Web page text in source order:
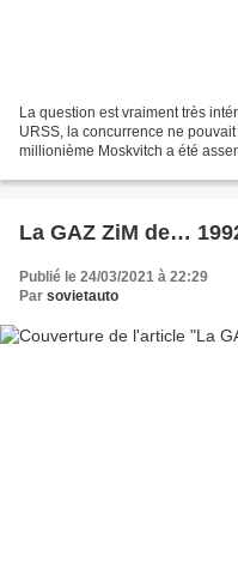
La question est vraiment très
URSS, la concurrence ne
millionième Moskvitch a été
La GAZ ZiM de…
Publié le 24/03/2021 à 22:29
Par sovietauto